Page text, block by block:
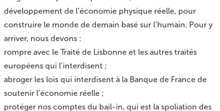
développement de l’économie physique réelle, pour
construire le monde de demain basé sur l’humain. Pour y
arriver, nous devons :
rompre avec le Traité de Lisbonne et les autres traités
européens qui l’interdisent ;
abroger les lois qui interdisent à la Banque de France de
soutenir l’économie réelle ;
protéger nos comptes du bail-in, qui est la spoliation des